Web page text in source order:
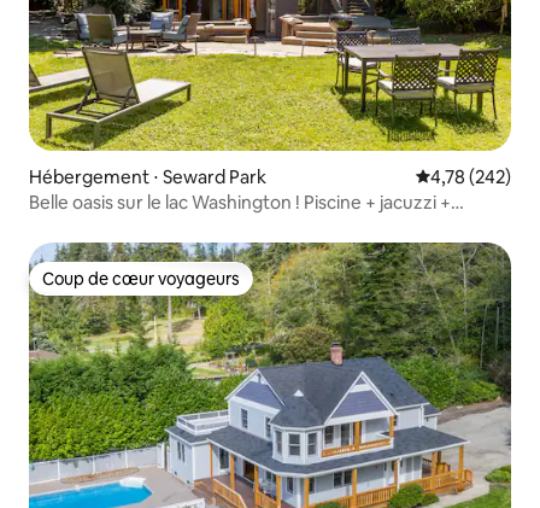
Hébergement ⋅ Seward Park Évaluation
4,78 (242)
Belle oasis sur le lac Washington ! Piscine + jacuzzi +
Coup de cœur voyageurs
Coup de cœur voyageurs